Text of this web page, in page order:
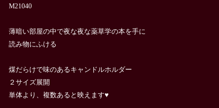
M21040
薄暗い部屋の中で夜な夜な薬草学の本を手に
読み物にふける
煤だらけで味のあるキャンドルホルダー
２サイズ展開
単体より、複数あると映えます♥